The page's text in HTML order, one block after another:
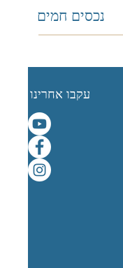
נכסים חמים
עקבו אחרינו